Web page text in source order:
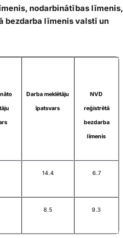
nodarbinātības līmenis,
bezdarba līmenis valstī un
Darba meklētāju
īpatsvars
NVD
reģistrētā
bezdarba
līmenis
14.4 6.7
8.5 9.3